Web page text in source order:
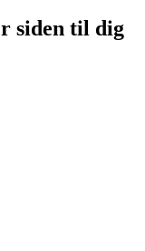
siden til dig